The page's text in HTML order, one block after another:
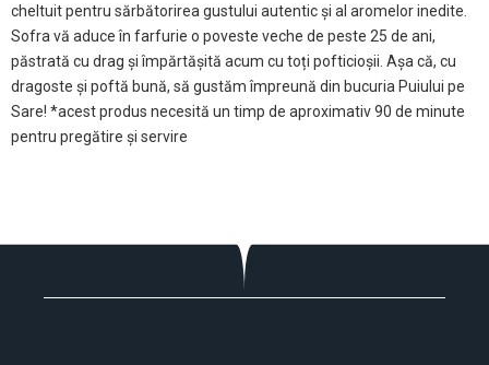
cheltuit pentru sărbătorirea gustului autentic și al aromelor inedite.
Sofra vă aduce în farfurie o poveste veche de peste 25 de ani,
păstrată cu drag și împărtășită acum cu toți pofticioșii. Așa că, cu
dragoste și poftă bună, să gustăm împreună din bucuria Puiului pe
Sare! *acest produs necesită un timp de aproximativ 90 de minute
pentru pregătire și servire